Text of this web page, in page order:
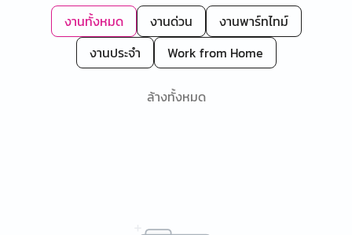
งานทั้งหมด งานด่วน
งานพาร์ทไทม์
งานประจำ
Work from Home
ล้างทั้งหมด